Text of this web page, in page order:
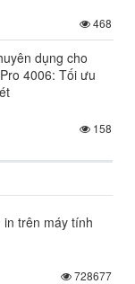
468
dụng cho
4006: Tối ưu
158
trên máy tính
728677